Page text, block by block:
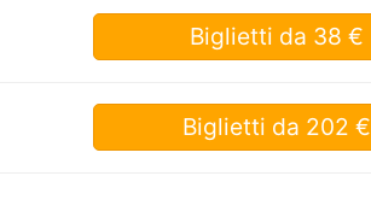
Biglietti da 38 €
Biglietti da 202 €